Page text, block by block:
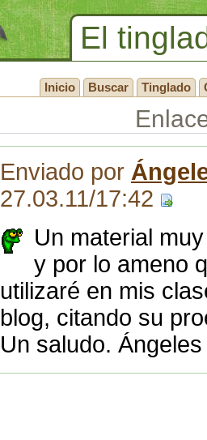
El
Inicio Buscar Tinglado
Enviado por
27.03.11/17:42
Un material
y por lo ameno
utilizaré en mis
blog, citando su
Un saludo.